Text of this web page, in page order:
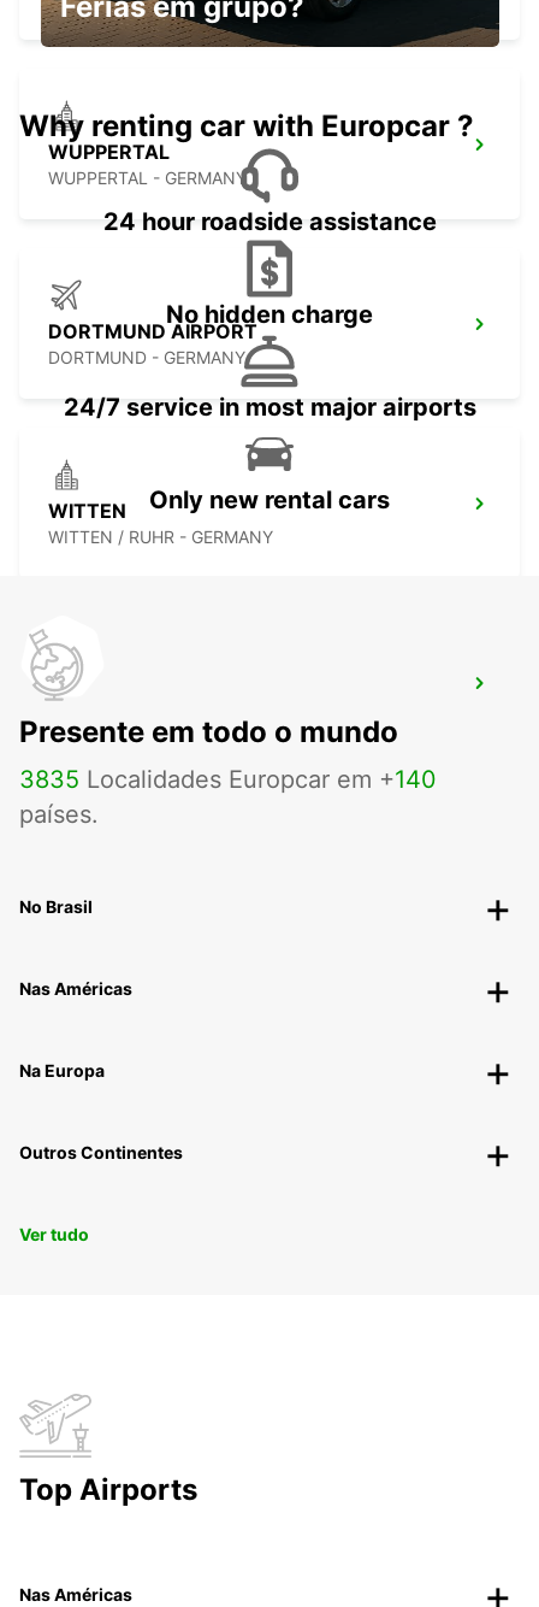
WUPPERTAL
WUPPERTAL - GERMANY
DORTMUND AIRPORT
DORTMUND - GERMANY
WITTEN
WITTEN / RUHR - GERMANY
DORTMUND WAMBEL
DORTMUND - GERMANY
Férias em grupo?
Why renting car with Europcar ?
24 hour roadside assistance
No hidden charge
24/7 service in most major airports
Only new rental cars
Presente em todo o mundo
3835 Localidades Europcar em +140
países.
No Brasil
Nas Américas
Na Europa
Outros Continentes
Ver tudo
Top Airports
Nas Américas